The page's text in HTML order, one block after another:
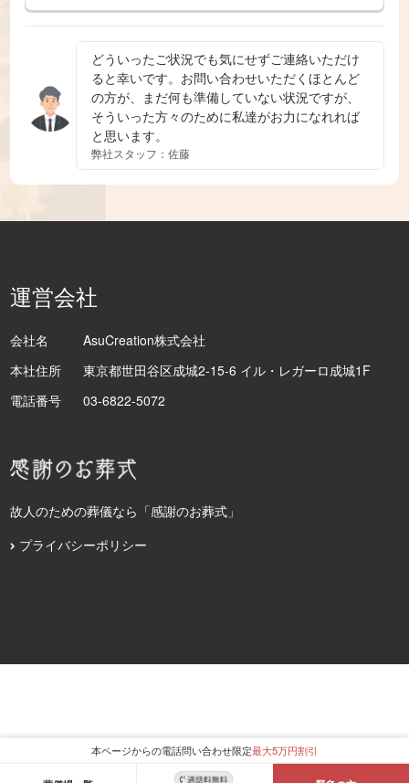
どういったご状況でも気にせずご連絡いただけ
ると幸いです。お問い合わせいただくほとんど
の方が、まだ何も準備していない状況ですが、
そういった方々のために私達がお力になれれば
と思います。
弊社スタッフ：佐藤
運営会社
会社名
AsuCreation株式会社
本社住所
東京都世田谷区成城2-15-6 イル・レガーロ成城1F
電話番号
03-6822-5072
故人のための葬儀なら「感謝のお葬式」
プライバシーポリシー
本ページからの電話問い合わせ限定最大5万円割引